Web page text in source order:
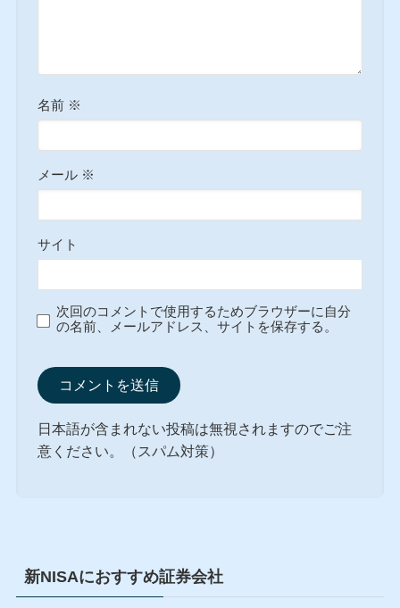
名前 ※
メール ※
サイト
次回のコメントで使用するためブラウザーに自分
の名前、メールアドレス、サイトを保存する。
日本語が含まれない投稿は無視されますのでご注
意ください。（スパム対策）
新NISAにおすすめ証券会社